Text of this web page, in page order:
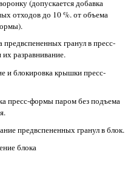
(допускается добавка
отходов до 10 %. от объема
предвспененных гранул в пресс-
разравнивание.
и блокировка крышки пресс-
пресс-формы паром без подъема
предвспененных гранул в блок.
блока